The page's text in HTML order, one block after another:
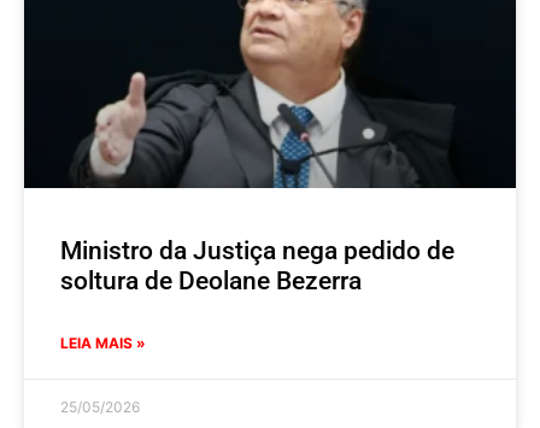
Ministro da Justiça nega pedido de
soltura de Deolane Bezerra
LEIA MAIS »
25/05/2026